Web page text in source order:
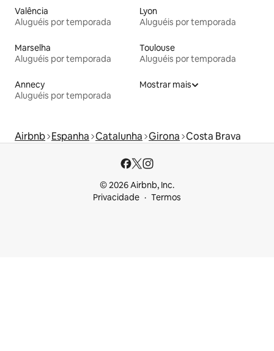
Valência
Aluguéis por temporada
Lyon
Aluguéis por temporada
Marselha
Aluguéis por temporada
Toulouse
Aluguéis por temporada
Annecy
Aluguéis por temporada
Mostrar mais
Airbnb Espanha Catalunha Girona Costa Brava
© 2026 Airbnb, Inc.
Privacidade
Termos